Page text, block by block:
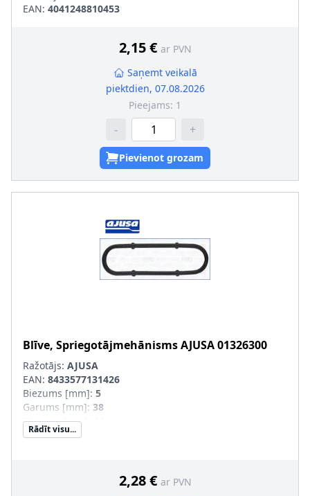
EAN: 4041248810453
2,15 € ar PVN
Saņemt veikalā
piektdien, 07.08.2026
Pieejams: 1
- +
Pievienot grozam
Blīve, SpriegotājmehānismsAJUSA01326300
Ražotājs: AJUSA
EAN: 8433577131426
Biezums [mm]: 5
Garums [mm]: 38
Platums [mm]
Rādīt visu...
2,28 € ar PVN